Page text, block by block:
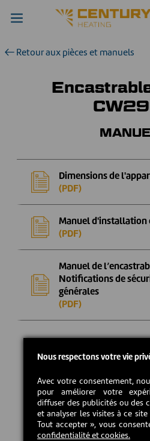
Retour aux pièces et manuels
Dimensions de
(PDF)
Manuel
(PDF)
Manuel de
Notifications de
générales
(PDF)
Nous respectons votre vie
Avec votre consentement,
pour améliorer votre
diffuser des publicités ou des
et analyser les visites à ce
Tout accepter », vous
confidentialité et cookies.